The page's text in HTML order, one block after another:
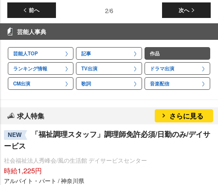
前へ 次へ
2/6
芸能人事典
芸能人TOP 記事 作品
ランキング情報 TV出演 ドラマ出演
CM出演 歌詞 音楽配信
求人特集 さらに見る
NEW
「福祉調理スタッフ」調理師免許必須/日勤のみ/デイサ
ービス
社会福祉法人秀峰会/風の生活館 デイサービスセンター
時給1,225円
アルバイト・パート / 神奈川県